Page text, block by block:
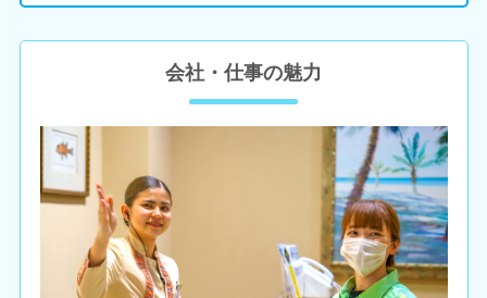
会社・仕事の魅力